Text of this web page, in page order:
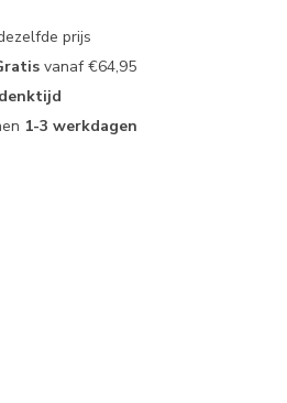
prijs
vanaf €64,95
1-3 werkdagen